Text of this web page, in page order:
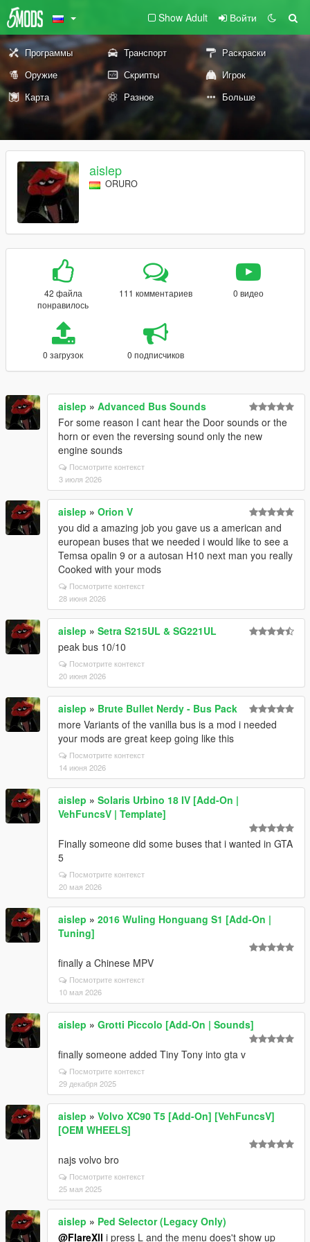
Show Adult Войти
Программы Транспорт
Раскраски
Оружие
Скрипты
Игрок
Карта
Разное Больше
aislep
ORURO
42 файла
понравилось
111 комментариев 0 видео
0 загрузок 0 подписчиков
aislep » Advanced Bus Sounds
For some reason I cant hear the Door sounds or the
horn or even the reversing sound only the new
engine sounds
Посмотрите контекст
3 июля 2026
aislep » Orion V
you did a amazing job you gave us a american and
european buses that we needed i would like to see a
Temsa opalin 9 or a autosan H10 next man you really
Cooked with your mods
Посмотрите контекст
28 июня 2026
aislep » Setra S215UL & SG221UL
peak bus 10/10
Посмотрите контекст
20 июня 2026
aislep » Brute Bullet Nerdy - Bus Pack
more Variants of the vanilla bus is a mod i needed
your mods are great keep going like this
Посмотрите контекст
14 июня 2026
aislep » Solaris Urbino 18 IV [Add-On |
VehFuncsV | Template]
Finally someone did some buses that i wanted in GTA
5
Посмотрите контекст
20 мая 2026
aislep » 2016 Wuling Honguang S1 [Add-On |
Tuning]
finally a Chinese MPV
Посмотрите контекст
10 мая 2026
aislep » Grotti Piccolo [Add-On | Sounds]
finally someone added Tiny Tony into gta v
Посмотрите контекст
29 декабря 2025
aislep » Volvo XC90 T5 [Add-On] [VehFuncsV]
[OEM WHEELS]
najs volvo bro
Посмотрите контекст
25 мая 2025
aislep » Ped Selector (Legacy Only)
@FlareXll i press L and the menu does't show up